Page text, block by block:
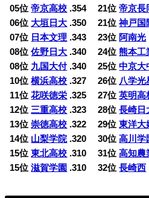
05位帝京高校 .354 21位帝京長
06位 大垣日大 .350 21位神戸国
07位 日本文理 .343 23位 阿南光
08位佐野日大 .340 24位熊本工
08位 九国大付.340 25位中京大
10位横浜高校 .327 26位 八学光
11位花咲徳栄 .325 27位英明高
12位三重高校 .323 28位長崎日
13位崇徳高校 .322 29位東洋大
14位 山梨学院.320 30位高川学
15位東北高校 .310 31位高知農
15位滋賀学園 .310 32位長崎西